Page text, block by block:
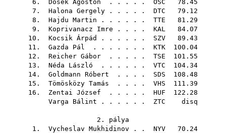
6. Dosek Ágoston . . . . . OSC 78.45
7. Halona Gergely . . . . . DTC 79.12
8. Hajdu Martin . . . . . . TTE 81.29
9. Koprivanacz Imre . . . . KAL 84.07
10. Kocsik Árpád . . . . . . SZV 89.43
11. Gazda Pál . . . . . . . KTK 100.04
12. Reicher Gábor . . . . . TSE 101.55
13. Néda László . . . . . . VTC 104.34
14. Goldmann Róbert . . . . SDS 108.48
15. Tömösközy Tamás . . . . VHS 111.39
16. Zentai József . . . . . HUF 122.28
Varga Bálint . . . . . . ZTC disq
2. pálya
1. Vycheslav Mukhidinov . . NYV 70.24